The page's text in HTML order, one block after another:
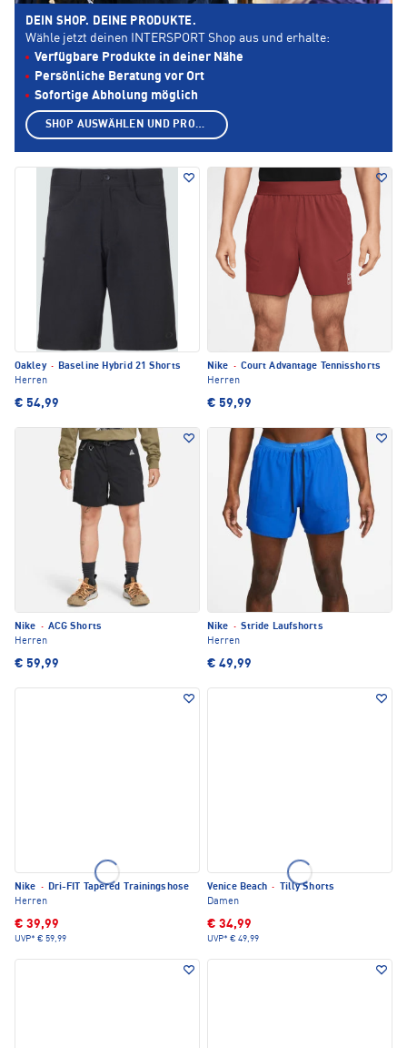
Oakley · Baseline Hybrid 21 Shorts
Herren
€ 54,99
Nike · Court Advantage Tennisshorts
Herren
€ 59,99
Nike · ACG Shorts
Herren
€ 59,99
Nike · Stride Laufshorts
Herren
€ 49,99
Nike · Dri-FIT Tapered Trainingshose
Herren
€ 39,99
UVP* € 59,99
Venice Beach ·
Tilly Shorts
Damen
€ 34,99
UVP* € 49,99
DEIN SHOP. DEINE PRODUKTE.
Wähle jetzt deinen INTERSPORT Shop aus und erhalte:
Verfügbare Produkte in deiner Nähe
Persönliche Beratung vor Ort
Sofortige Abholung möglich
SHOP AUSWÄHLEN UND PRODUKTE ANZEIGEN